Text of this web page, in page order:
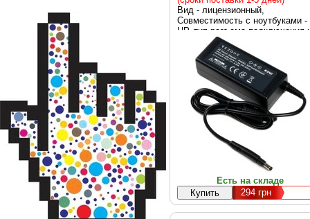
Вид - лицензионный,
Совместимость с ноутбуками -
HP, тип разъема подключения
ноутбуку - 4.8 x 1.7 мм,
питания - сеть 220 В, выходная
мощность - 65 Вт
Есть на складе
294грн